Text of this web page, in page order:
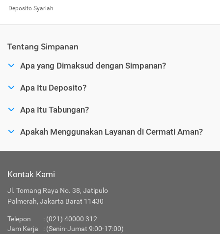
Deposito Syariah
Tentang Simpanan
Apa yang Dimaksud dengan Simpanan?
Apa Itu Deposito?
Apa Itu Tabungan?
Apakah Menggunakan Layanan di Cermati Aman?
Kontak Kami
Jl. Tomang Raya No. 38, Jatipulo
Palmerah, Jakarta Barat 11430
Telepon : (021) 40000 312
Jam Kerja
: (Senin-Jumat 9:00-17:00)